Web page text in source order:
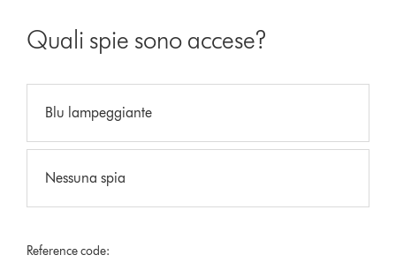
Quali spie sono accese?
Blu lampeggiante
Nessuna spia
Reference code: